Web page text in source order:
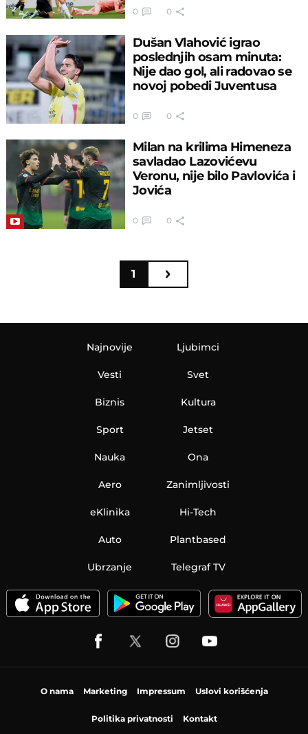
0 0
Dušan Vlahović igrao
poslednjih osam minuta:
Nije dao gol, ali radovao se
novoj pobedi Juventusa
0 0
Milan na krilima Himeneza
savladao Lazovićevu
Veronu, nije bilo Pavlovića i
Jovića
0 0
1
Najnovije
Vesti
Biznis
Sport
Nauka
Aero
Ljubimci
Svet
Kultura
Jetset
Ona
Zanimljivosti
eKlinika Hi-Tech
Auto Plantbased
Ubrzanje Telegraf TV
O nama Marketing Impressum Uslovi korišćenja
Politika privatnosti Kontakt